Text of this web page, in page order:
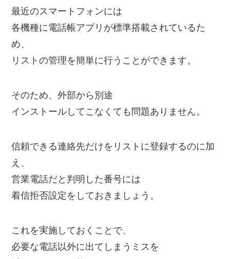
最近のスマートフォンには
各機種に電話帳アプリが標準搭載されているた
め、
リストの管理を簡単に行うことができます。
そのため、外部から別途
インストールしてこなくても問題ありません。
信頼できる連絡先だけをリストに登録するのに加
え、
営業電話だと判明した番号には
着信拒否設定をしておきましょう。
これを実施しておくことで、
必要な電話以外に出てしまうミスを